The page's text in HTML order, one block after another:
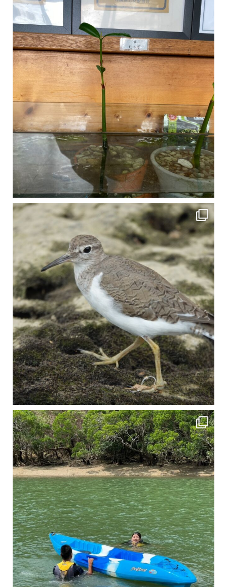
比謝川でよく見られる生き物 「イソシギ」の足に釣り針が(>_<) 比謝川は釣りが可
4月に入り、新人教育の為カヤックから落ちた際の救助の実技練習の風景です。 一人前の